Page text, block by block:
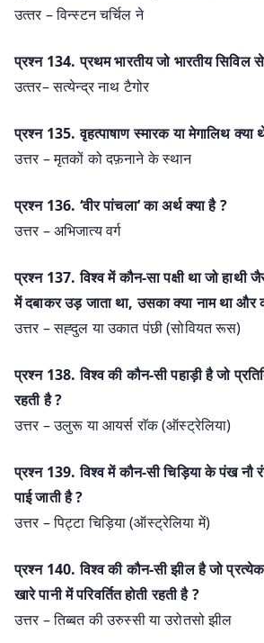
उत्‍तर – विन्‍स्‍टन चर्चिल ने
प्रश्‍न 134. प्रथम भारतीय जो भारतीय
उत्‍तर– सत्‍येन्‍द्र नाथ टैगोर
प्रश्‍न 135. वृहत्पाषाण स्मारक या मेगालिथ क्या
उत्तर – मृतकों को दफ़नाने के स्थान
प्रश्‍न 136. ‘वीर पांचला’ का अर्थ क्या है ?
उत्तर – अभिजात्य वर्ग
प्रश्‍न 137. विश्व में कौन-सा पक्षी था जो हाथी
में दबाकर उड़ जाता था, उसका क्या नाम था और
उत्तर – सह्दुल या उकात पंछी (सोवियत रूस)
प्रश्‍न 138. विश्व की कौन-सी पहाड़ी है जो
रहती है ?
उत्तर – उलुरू या आयर्स राॅक (ऑस्ट्रेलिया)
प्रश्‍न 139. विश्व में कौन-सी चिड़िया के पंख नौ
पाई जाती है ?
उत्तर – पिट्टा चिड़िया (ऑस्ट्रेलिया में)
प्रश्‍न 140. विश्व की कौन-सी झील है जो
खारे पानी में परिवर्तित होती रहती है ?
उत्तर – तिब्बत की उरुस्सी या उरोतसो झील